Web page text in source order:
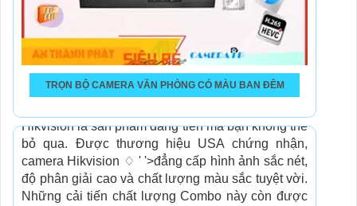
TRỌN BỘ CAMERA VĂN PHÒNG CÓ MÀU BAN ĐÊM
Hikvision là sản phẩm đáng tiền mà bạn không thể
bỏ qua. Được thương hiệu USA chứng nhận,
camera Hikvision ♢ ' '>đẳng cấp hình ảnh sắc nét,
độ phân giải cao và chất lượng màu sắc tuyệt vời.
Những cải tiến chất lượng Combo này còn được